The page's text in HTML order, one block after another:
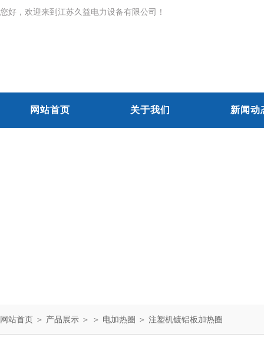
您好，欢迎来到江苏久益电力设备有限公司！
网站首页 关于我们 新闻动
网站首页 ＞ 产品展示 ＞ ＞ 电加热圈 ＞ 注塑机镀铝板加热圈